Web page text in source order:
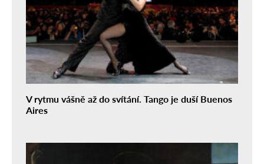
V rytmu vášně až do svítání. Tango je duší Buenos
Aires